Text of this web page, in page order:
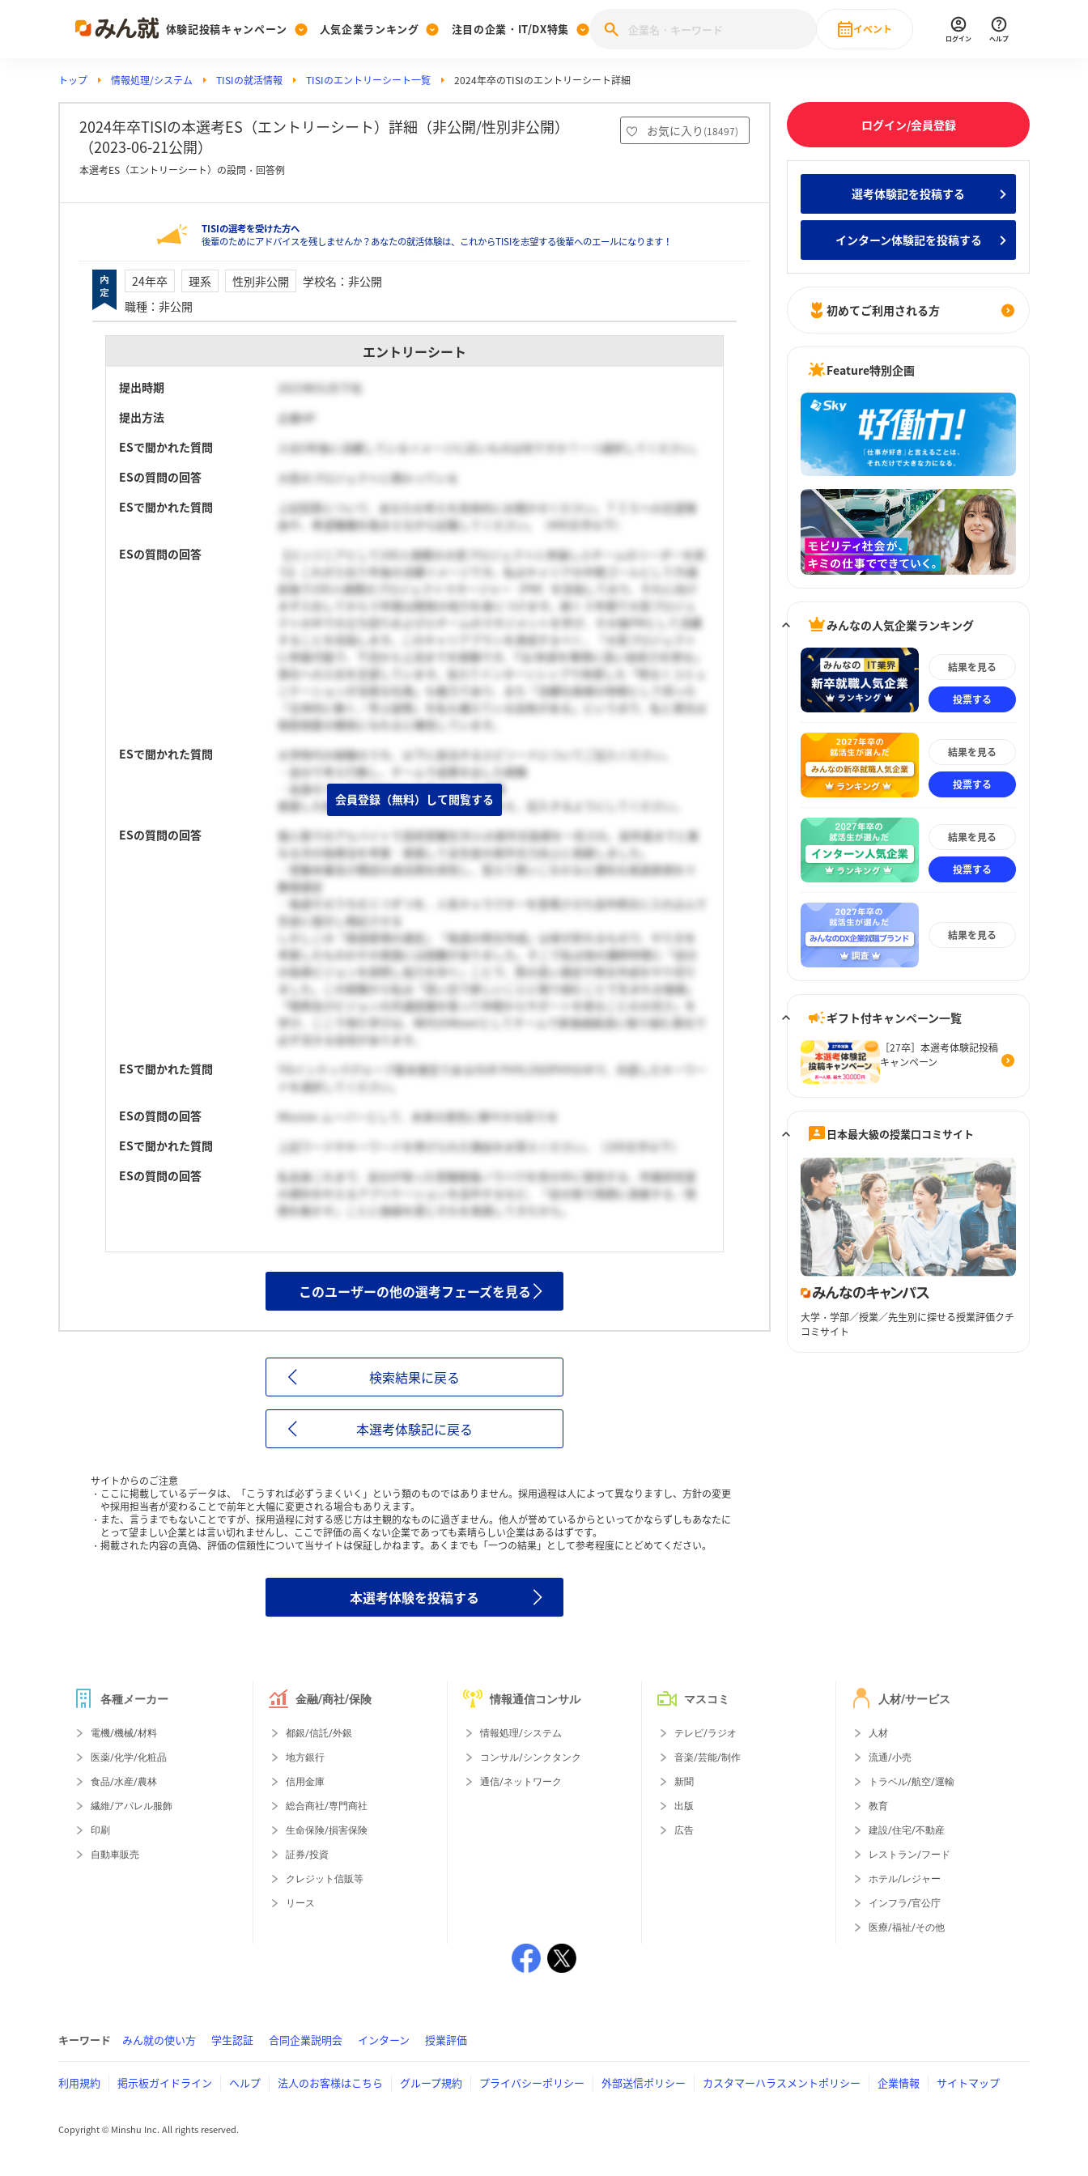
体験記投稿キャンペーン
Post
投稿する
[27卒] 本選考体験記投稿キャンペーン
人気企業ランキング
Ranking
ランキングを見る
みんなのDX企業就職ブランド調査
Vote みんなの新卒就職人気企業ランキング みんなのインターン人気企業ランキ
注目の企業・IT/DX特集
PickUp
注目の企業特集
28卒 IT・DX現場社員インタビュー
動画で知ろう！業界・企業研究
イベント
直近のイベント一覧
ログイン ヘルプ
トップ 情報処理/システム TISIの就活情報 TISIのエントリーシート一覧 2024年卒のTISIのエントリーシート詳細
2024年卒TISIの本選考ES（エントリーシート）詳細（非公開/性別非公開）
（2023-06-21公開）
お気に入り (18497)
本選考ES（エントリーシート）の設問・回答例
TISIの選考を受けた方へ
後輩のためにアドバイスを残しませんか？あなたの就活体験は、これからTISIを志望する後輩へのエールになります！
24年卒 理系 性別非公開 学校名 ： 非公開
職種 ： 非公開
エントリーシート
提出時期
2023年01月下旬
提出方法
企業HP
ESで聞かれた質問
入社5年後に活躍しているイメージに近いものは何ですか？一つ選択してください。
ESの質問の回答
大型のプロジェクトに携わっている
ESで聞かれた質問
上記回答について、あなたの考えを具体的にお聞かせください。ＴＩＳへの志望理
由や、希望職種を踏まえながら記載してください。（400文字以下）
ESの質問の回答
【エンジニアとして100人規模の大型プロジェクトに参画し小チームのリーダーを担
う】これが入社５年後の活躍イメージです。私はキャリアの中間ゴールとして35歳
前後で100人規模のプロジェクトマネージャー（PM）を目指しており、それに向け
まず入社してから３年間は開発の地力を身につけます。続く３年間で大型プロジェ
クトの中での立ち回りおよび小チームのマネジメントを学び、その後PMとして活躍
することを目指します。このキャリアプランを達成するべく、「大型プロジェクト
に参画可能で、下流から上流までを経験でき、T＆I本部を筆頭に高い技術力を誇る」
貴社への入社を志望しています。加えてインターンシップで体感した「明るくコミュ
ニケーションが活発な社風」も魅力であり、また「活躍社員様の特徴として伺った
『主体的に動く／学ぶ姿勢』を私も備えている自負がある」という点で、私と貴社は
相思相愛の関係になれると確信しています。
ESで聞かれた質問
大学時代の経験のうち、以下に該当するエピソードについてご記入ください。
・自分で考え行動し、チームで成果を出した経験
・自身のアイデアで0から1を生み出した経験
直面した困難及びそこから学んだことを踏まえ、記入するようにしてください。
ESの質問の回答
個人塾でのアルバイトで高校受験生30人の英作文指導を一任され、前年度までと異
なる次の指導法を考案・実践して全生徒の英作文力向上に貢献しました。
・受験本番及び模試の過去問を研究し、覚えて使いこなせると便利な英語表現を十
数個選定
・毎週そのうちの１つずつを、人気キャラクターを登場させた自作例文に入れ込んで
生徒に提示し暗記させる
しかしこの「英語表現の選定」「毎週の例文作成」は骨が折れるもので、やり方を
考案したもののその実践には困難がありました。そこで私は他の講師仲間に「自分
の指導ビジョンを説明し協力を仰ぐ」ことで、質の高い選定や例文作成をやり切り
ました。この経験から私は「高い志で新しいことに取り組むことで生まれる価値」
「情熱及びビジョンの共通認識を取って仲間からサポートを得ることの大切さ」を
学び、ここで得た学びは、時代のMoverとしてチームで新価値創造に取り組む貴社で
必ず活きる自信があります。
ESで聞かれた質問
TISインテックグループ基本理念であるOUR PHYLOSOPHYの中で、共感したキーワー
ドを選択してください。
ESの質問の回答
Mission ムーバーとして、未来の景色に鮮やかな彩りを
ESで聞かれた質問
上記ワードやキーワードを挙げられた理由をお答えください。（100文字以下）
ESの質問の回答
私自身これまで、自分が培った受験勉強ノウハウを世の中に発信する、所属研究室
の便利を叶えるアプリケーションを自作するなど、「自分発で周囲に貢献する／周
囲を動かす」ことに価値を感じそれを実践してきたから。
会員登録（無料）して閲覧する
このユーザーの他の選考フェーズを見る
検索結果に戻る
本選考体験記に戻る
サイトからのご注意
ここに掲載しているデータは、「こうすれば必ずうまくいく」という類のものではありません。採用過程は人によって異なりますし、方針の変更
や採用担当者が変わることで前年と大幅に変更される場合もありえます。
また、言うまでもないことですが、採用過程に対する感じ方は主観的なものに過ぎません。他人が誉めているからといってかならずしもあなたに
とって望ましい企業とは言い切れませんし、ここで評価の高くない企業であっても素晴らしい企業はあるはずです。
掲載された内容の真偽、評価の信頼性について当サイトは保証しかねます。あくまでも「一つの結果」として参考程度にとどめてください。
本選考体験を投稿する
ログイン/会員登録
選考体験記を投稿する
インターン体験記を投稿する
初めてご利用される方
Feature特別企画
みんなの人気企業ランキング
結果を見る
投票する
結果を見る
投票する
結果を見る
投票する
結果を見る
ギフト付キャンペーン一覧
［27卒］本選考体験記投稿
キャンペーン
日本最大級の授業口コミサイト
大学・学部／授業／先生別に探せる授業評価クチ
コミサイト
各種メーカー
電機/機械/材料
医薬/化学/化粧品
食品/水産/農林
繊維/アパレル服飾
印刷
自動車販売
金融/商社/保険
都銀/信託/外銀
地方銀行
信用金庫
総合商社/専門商社
生命保険/損害保険
証券/投資
クレジット信販等
リース
情報通信コンサル
情報処理/システム
コンサル/シンクタンク
通信/ネットワーク
マスコミ
テレビ/ラジオ
音楽/芸能/制作
新聞
出版
広告
人材/サービス
人材
流通/小売
トラベル/航空/運輸
教育
建設/住宅/不動産
レストラン/フード
ホテル/レジャー
インフラ/官公庁
医療/福祉/その他
キーワード みん就の使い方 学生認証 合同企業説明会 インターン 授業評価
利用規約 掲示板ガイドライン ヘルプ 法人のお客様はこちら グループ規約 プライバシーポリシー 外部送信ポリシー カスタマーハラスメントポリシー 企業情報 サイトマップ
Copyright © Minshu Inc. All rights reserved.